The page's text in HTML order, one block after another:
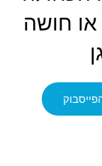
או חושה